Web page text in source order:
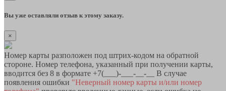
Вы уже оставляли отзыв к этому заказу.
×
Номер карты разположен под штрих-кодом на обратной
стороне. Номер телефона, указанный при получении карты,
вводится без 8 в формате +7(___)-___-__-__ В случае
появления ошибки "Неверный номер карты и/или номер